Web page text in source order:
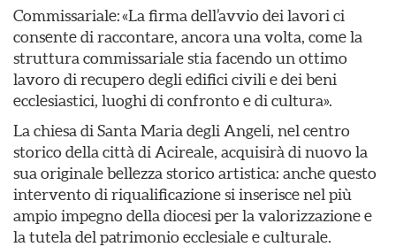
Commissariale: «La firma dell’avvio dei lavori ci
consente di raccontare, ancora una volta, come la
struttura commissariale stia facendo un ottimo
lavoro di recupero degli edifici civili e dei beni
ecclesiastici, luoghi di confronto e di cultura».
La chiesa di Santa Maria degli Angeli, nel centro
storico della città di Acireale, acquisirà di nuovo la
sua originale bellezza storico artistica: anche questo
intervento di riqualificazione si inserisce nel più
ampio impegno della diocesi per la valorizzazione e
la tutela del patrimonio ecclesiale e culturale.